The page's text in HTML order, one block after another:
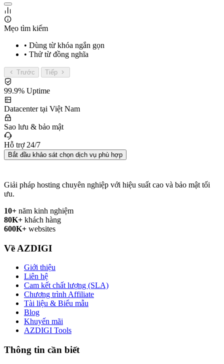
Mẹo tìm kiếm
• Dùng từ khóa ngắn gọn
• Thử từ đồng nghĩa
Trước Tiếp
99.9% Uptime
Datacenter tại Việt Nam
Sao lưu & bảo mật
Hỗ trợ 24/7
Bắt đầu khảo sát chọn dịch vụ phù hợp
Giải pháp hosting chuyên nghiệp với hiệu suất cao và bảo mật tối
ưu.
10+ năm kinh nghiệm
80K+ khách hàng
600K+ websites
Về AZDIGI
Giới thiệu
Liên hệ
Cam kết chất lượng (SLA)
Chương trình Affiliate
Tài liệu & Biểu mẫu
Blog
Khuyến mãi
AZDIGI Tools
Thông tin cần biết